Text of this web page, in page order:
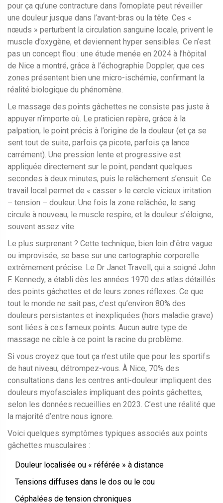
pour ça qu’une contracture dans l’omoplate peut réveiller
une douleur jusque dans l’avant-bras ou la tête. Ces «
nœuds » perturbent la circulation sanguine locale, privent le
muscle d’oxygène, et deviennent hyper sensibles. Ce n’est
pas un concept flou : une étude menée en 2024 à l’hôpital
de Nice a montré, grâce à l’échographie Doppler, que ces
zones présentent bien une micro-ischémie, confirmant la
réalité biologique du phénomène.
Le massage des points gâchettes ne consiste pas juste à
appuyer n’importe où. Le praticien repère, grâce à la
palpation, le point précis à l’origine de la douleur (et ça se
sent tout de suite, parfois ça picote, parfois ça lance
carrément). Une pression lente et progressive est
appliquée directement sur le point, pendant quelques
secondes à deux minutes, puis le relâchement s’ensuit. Ce
travail local permet de « casser » le cercle vicieux irritation
– tension – douleur. Une fois la zone relâchée, le sang
circule à nouveau, le muscle respire, et la douleur s’éloigne,
souvent assez vite.
Le plus surprenant ? Cette technique, bien loin d’être vague
ou improvisée, se base sur une cartographie corporelle
extrêmement précise. Le Dr Janet Travell, qui a soigné John
F. Kennedy, a établi dès les années 1970 des atlas détaillés
des points gâchettes et de leurs zones réflexes. Ce que
tout le monde ne sait pas, c’est qu’environ 80% des
douleurs persistantes et inexpliquées (hors maladie grave)
sont liées à ces fameux points. Aucun autre type de
massage ne cible à ce point la racine du problème.
Si vous croyez que tout ça n’est utile que pour les sportifs
de haut niveau, détrompez-vous. À Nice, 70% des
consultations dans les centres anti-douleur impliquent des
douleurs myofasciales impliquant des points gâchettes,
selon les données recueillies en 2023. C’est une réalité que
la majorité d’entre nous ignore.
Voici quelques symptômes typiques associés aux points
gâchettes musculaires :
Douleur localisée ou « référée » à distance
Tensions diffuses dans le dos ou le cou
Céphalées de tension chroniques